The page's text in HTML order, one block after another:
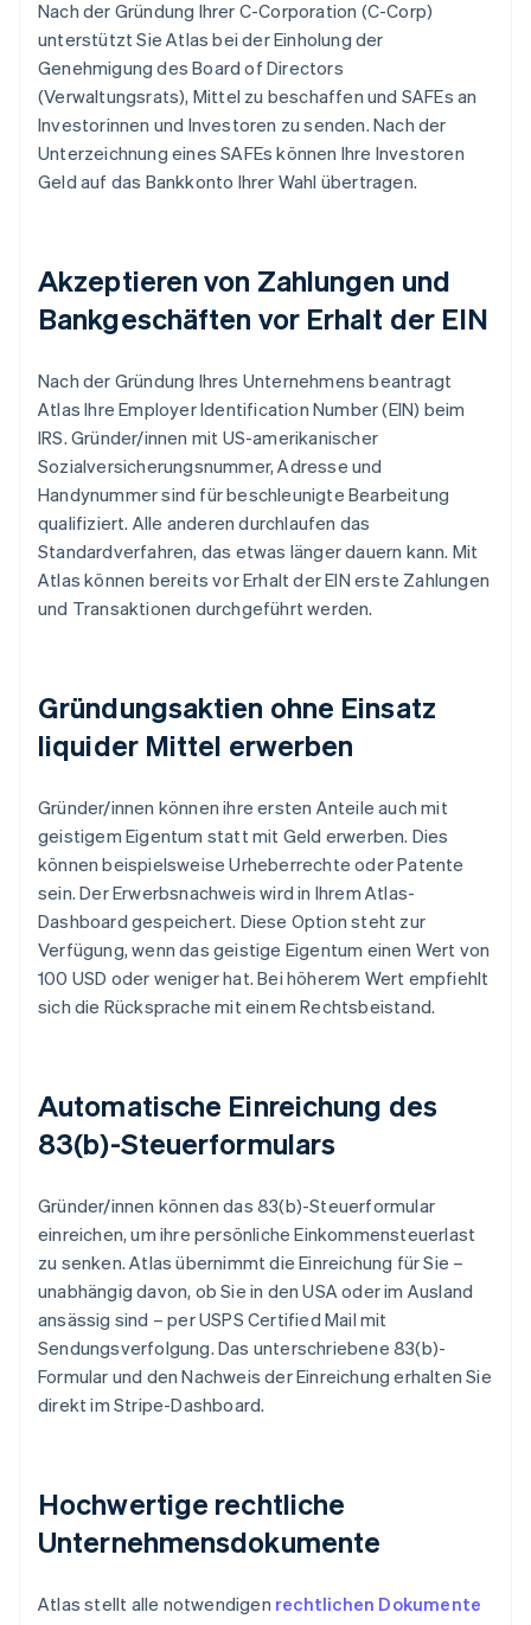
Nach der Gründung Ihrer C-Corporation (C-Corp)
unterstützt Sie Atlas bei der Einholung der
Genehmigung des Board of Directors
(Verwaltungsrats), Mittel zu beschaffen und SAFEs an
Investorinnen und Investoren zu senden. Nach der
Unterzeichnung eines SAFEs können Ihre Investoren
Geld auf das Bankkonto Ihrer Wahl übertragen.
Akzeptieren von Zahlungen und
Bankgeschäften vor Erhalt der EIN
Nach der Gründung Ihres Unternehmens beantragt
Atlas Ihre Employer Identification Number (EIN) beim
IRS. Gründer/innen mit US-amerikanischer
Sozialversicherungsnummer, Adresse und
Handynummer sind für beschleunigte Bearbeitung
qualifiziert. Alle anderen durchlaufen das
Standardverfahren, das etwas länger dauern kann. Mit
Atlas können bereits vor Erhalt der EIN erste Zahlungen
und Transaktionen durchgeführt werden.
Gründungsaktien ohne Einsatz
liquider Mittel erwerben
Gründer/innen können ihre ersten Anteile auch mit
geistigem Eigentum statt mit Geld erwerben. Dies
können beispielsweise Urheberrechte oder Patente
sein. Der Erwerbsnachweis wird in Ihrem Atlas-
Dashboard gespeichert. Diese Option steht zur
Verfügung, wenn das geistige Eigentum einen Wert von
100 USD oder weniger hat. Bei höherem Wert empfiehlt
sich die Rücksprache mit einem Rechtsbeistand.
Automatische Einreichung des
83(b)-Steuerformulars
Gründer/innen können das 83(b)-Steuerformular
einreichen, um ihre persönliche Einkommensteuerlast
zu senken. Atlas übernimmt die Einreichung für Sie –
unabhängig davon, ob Sie in den USA oder im Ausland
ansässig sind – per USPS Certified Mail mit
Sendungsverfolgung. Das unterschriebene 83(b)-
Formular und den Nachweis der Einreichung erhalten Sie
direkt im Stripe-Dashboard.
Hochwertige rechtliche
Unternehmensdokumente
Atlas stellt alle notwendigen rechtlichen Dokumente